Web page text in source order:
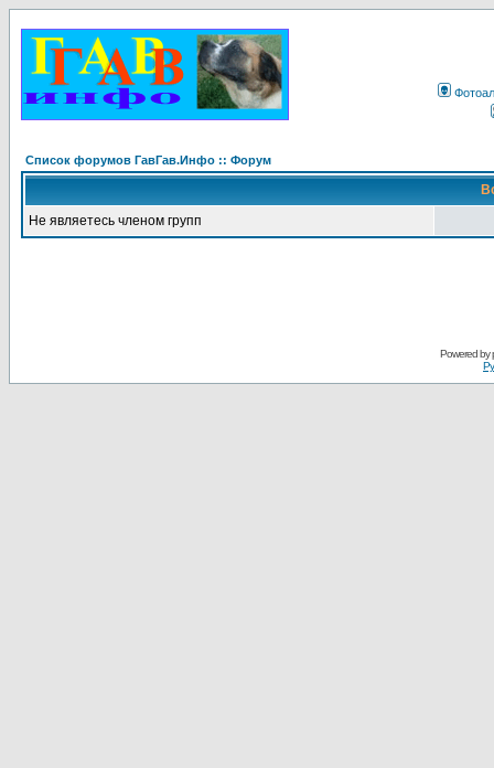
Список форумов ГавГав.Инфо :: Форум
Не являетесь членом групп
Powered by